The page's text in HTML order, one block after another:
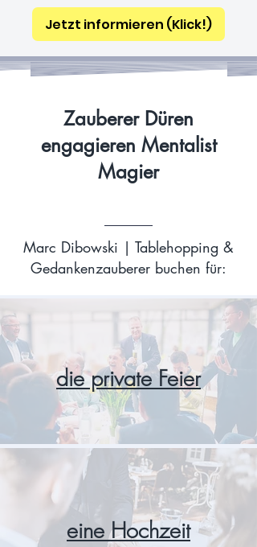
Jetzt informieren (Klick!)
Zauberer Düren
engagieren Mentalist
Magier
Marc Dibowski | Tablehopping &
Gedankenzauberer buchen für:
die private Feier
eine Hochzeit